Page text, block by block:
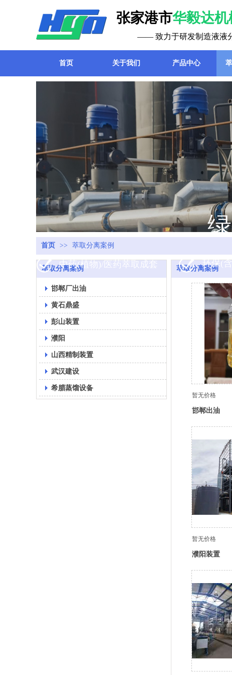
—— 致力于研发制造液液
中药(植物)/医药萃取成套 环保(
张家港市华毅达机
首页 关于我们 产品中心
首页 >> 萃取分离案例
萃取分离案例
邯郸厂出油
黄石鼎盛
彭山装置
濮阳
山西精制装置
武汉建设
希腊蒸馏设备
萃取分离案例
暂无价格
邯郸出油
暂无价格
濮阳装置